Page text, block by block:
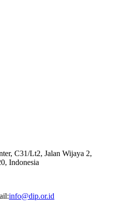
C31/Lt2, Jalan Wijaya 2,
Indonesia
info@dip.or.id